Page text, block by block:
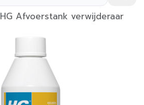
HG Afvoerstank verwijderaar